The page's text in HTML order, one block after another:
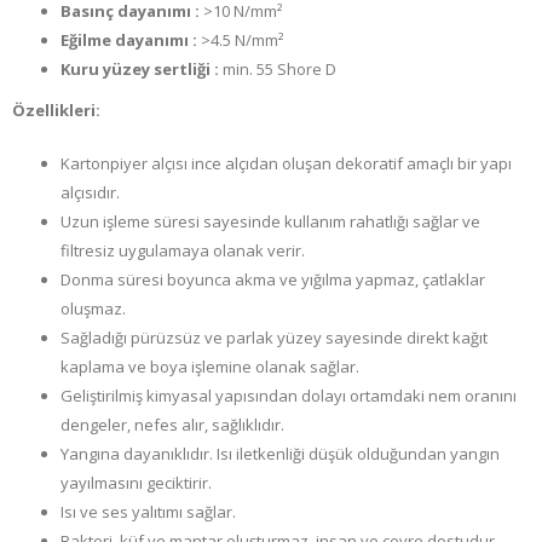
Basınç dayanımı : >10 N/mm²
Eğilme dayanımı : >4.5 N/mm²
Kuru yüzey sertliği : min. 55 Shore D
Özellikleri:
Kartonpiyer alçısı ince alçıdan oluşan dekoratif amaçlı bir yapı
alçısıdır.
Uzun işleme süresi sayesinde kullanım rahatlığı sağlar ve
filtresiz uygulamaya olanak verir.
Donma süresi boyunca akma ve yığılma yapmaz, çatlaklar
oluşmaz.
Sağladığı pürüzsüz ve parlak yüzey sayesinde direkt kağıt
kaplama ve boya işlemine olanak sağlar.
Geliştirilmiş kimyasal yapısından dolayı ortamdaki nem oranını
dengeler, nefes alır, sağlıklıdır.
Yangına dayanıklıdır. Isı iletkenliği düşük olduğundan yangın
yayılmasını geciktirir.
Isı ve ses yalıtımı sağlar.